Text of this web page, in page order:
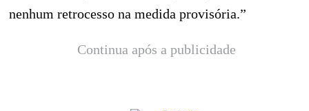
nenhum retrocesso na medida provisória.”
Continua após a publicidade